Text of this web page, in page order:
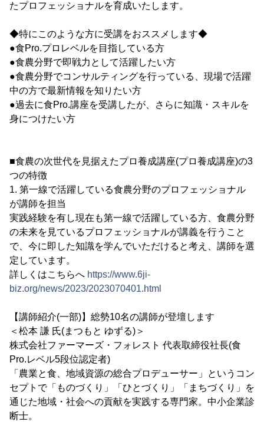
たプロフェッショナルを育成いたします。
◆特にこのような方に受講をおススメします◆
●食Pro.プロレベルを目指している方
●食農分野で即戦力として活躍したい方
●食農分野でコンサルティングを行っている、現場で活躍
中の方で最新情報を知りたい方
●過去に食Pro.講座を受講したが、さらに知識・スキルを
身につけたい方
■食農の次世代を見据えたプロ養成講座(プロ養成講座)の3
つの特徴
1. 第一線で活躍している食農分野のプロフェッショナル
が講師を担当
実践経験を有し現在も第一線で活躍している方、食農分野
の未来を見ているプロフェッショナルが講義を行うこと
で、今に即した知識を学んでいただけると考え、講師を選
定しています。
詳しくはこちらへ https://www.6ji-
biz.org/news/2023/2023070401.html
【講師紹介(一部)】総勢10名の講師が登壇します
＜松本 謙 氏(まつもと ゆずる)＞
株式会社ファーマーズ・フォレスト 代表取締役社長(食
Pro.レベル5段位認定者)
「農業と食、地域資源の総合プロデューサー」というコン
セプトで「ものづくり」「ひとづくり」「まちづくり」を
通じた地域・社会への貢献を実践する専門家。中小企業診
断士。